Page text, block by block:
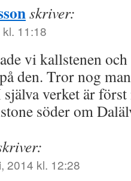
skriver:
11:18
vi kallstenen
den. Tror nog
verket är
söder om
2014 kl. 12:28